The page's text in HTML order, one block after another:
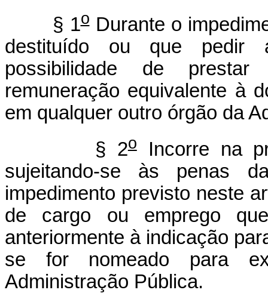
§ 1oDurante o
destituído ou que pedir
possibilidade de
remuneração equivalente à
em qualquer outro órgão da
§ 2oIncorre na
sujeitando-se às penas
impedimento previsto neste
de cargo ou emprego
anteriormente à indicação
se for nomeado para
Administração Pública.